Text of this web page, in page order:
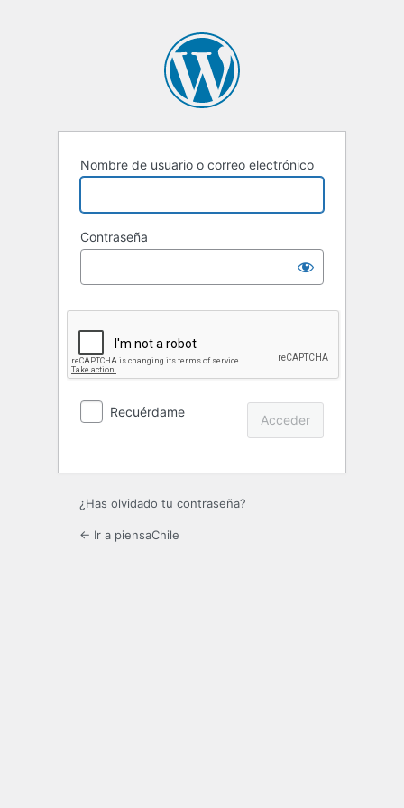
Nombre de usuario o correo electrónico
Contraseña
Recuérdame
¿Has olvidado tu contraseña?
← Ir a piensaChile